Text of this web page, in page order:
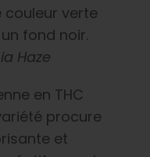
Haze
en THC
procure
et